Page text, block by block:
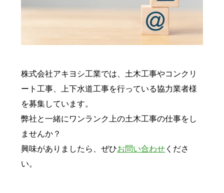
株式会社アキヨシ工業では、土木工事やコンクリ
ート工事、上下水道工事を行っている協力業者様
を募集しています。
弊社と一緒にワンランク上の土木工事の仕事をし
ませんか？
興味がありましたら、ぜひお問い合わせくださ
い。